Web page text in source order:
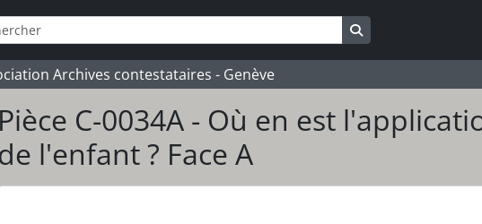
Archives contestataires - Genève
Pièce C-0034A - Où en est
l'enfant ? Face A
[Fonds] 082_CCSI - Centre de contact Suisses Immigrés (CCSI)
[Série] S001 - Assemblées générales et comité
[Série] S002 - Secrétariat, équipe de travail
[Série] S003 - Correspondance
[Série] S004 - Enfance, formation, santé
[Série] S005 - Campagnes politiques
[Série] S006 - Centre de documentation
[Série] S007 - Événements
[Série] S008 - Publications et artefacts